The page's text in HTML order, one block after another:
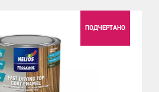
ПОДЧЕРТАНО